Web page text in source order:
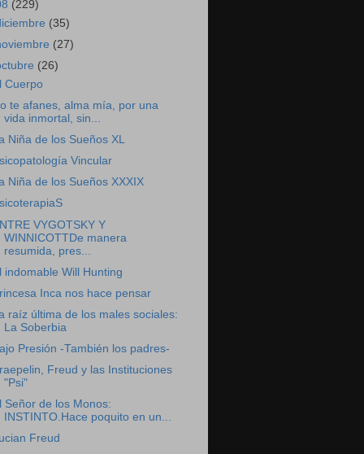
(229)
(35)
(27)
(26)
Cuerpo
te afanes, alma mía, por una
vida inmortal, sin...
Niña de los Sueños XL
Vincular
Niña de los Sueños XXXIX
VYGOTSKY Y
WINNICOTTDe manera
resumida, pres...
indomable Will Hunting
Inca nos hace pensar
raíz última de los males sociales:
La Soberbia
Presión -También los padres-
Freud y las Instituciones
"Psi"
Señor de los Monos:
INSTINTO.Hace poquito en un...
Freud